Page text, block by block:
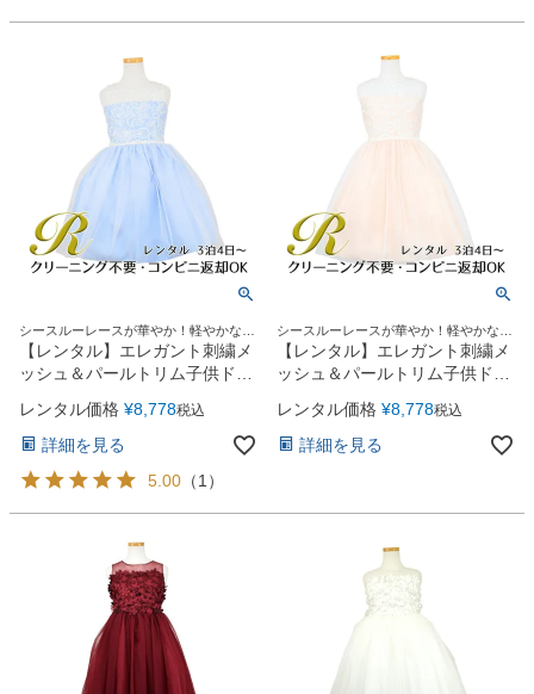
シースルーレースが華やか！軽やかな膝
丈ドレス
【レンタル】エレガント刺繍メ
ッシュ＆パールトリム子供ドレ
ス(SK740)ブルー
レンタル価格 ¥8,778税込
詳細を見る
5.00 （1 ）
シースルーレースが華やか！軽やかな膝
丈ドレス
【レンタル】エレガント刺繍メ
ッシュ＆パールトリム子供ドレ
ス(SK740)シャンパン
レンタル価格 ¥8,778税込
詳細を見る